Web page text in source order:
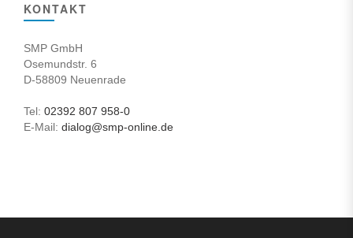
KONTAKT
SMP GmbH
Osemundstr. 6
D-58809 Neuenrade
Tel: 02392 807 958-0
E-Mail: dialog@smp-online.de